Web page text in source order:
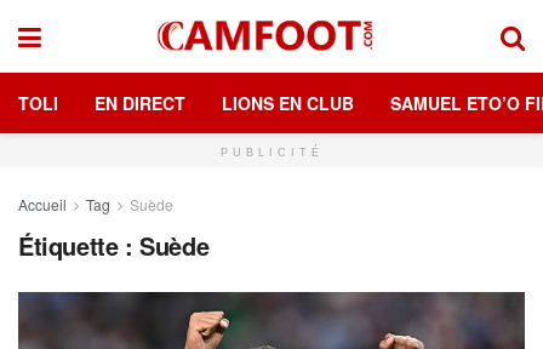
TOLI EN DIRECT LIONS EN CLUB SAMUEL ETO’O
PUBLICITÉ
Accueil Tag Suède
Étiquette :Suède